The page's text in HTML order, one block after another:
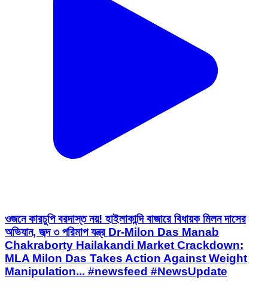
ওজনে কারচুপি বরদাস্ত নয়! হাইলাকান্দি বাজারে বিধায়ক মিলন দাসের
অভিযান, জব্দ ৩ পরিমাপ যন্ত্র Dr-Milon Das Manab
Chakraborty Hailakandi Market Crackdown:
MLA Milon Das Takes Action Against Weight
Manipulation... #newsfeed #NewsUpdate